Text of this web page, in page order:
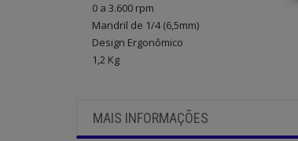
0 a 3.600 rpm
Mandril de 1/4 (6,5mm)
Design Ergonômico
1,2 Kg
MAIS INFORMAÇÕES